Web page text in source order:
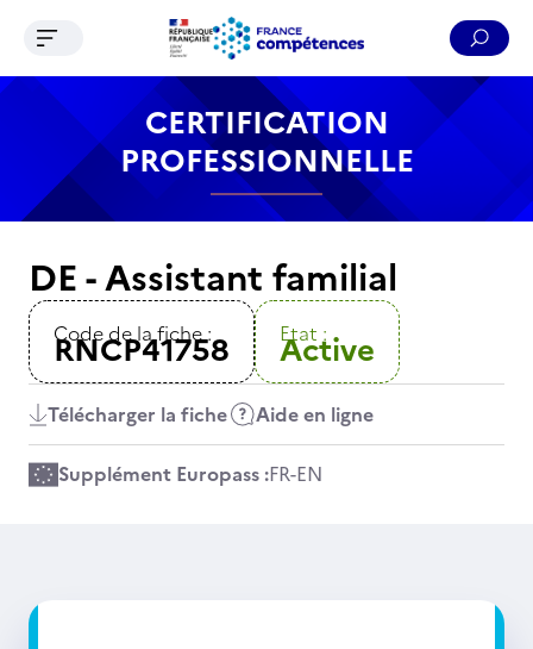
Contenu Recherche Menu Pied de page
Ouvrir le menu de navigation
CERTIFICATION
PROFESSIONNELLE
DE - Assistant familial
Code de la fiche :
RNCP41758 Etat :
Active
Télécharger la fiche Aide en ligne
Supplément Europass :FR-EN